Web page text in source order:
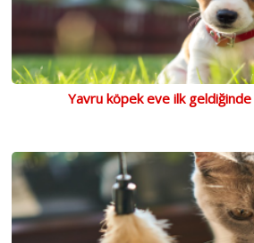
Yavru köpek eve ilk geldiğinde